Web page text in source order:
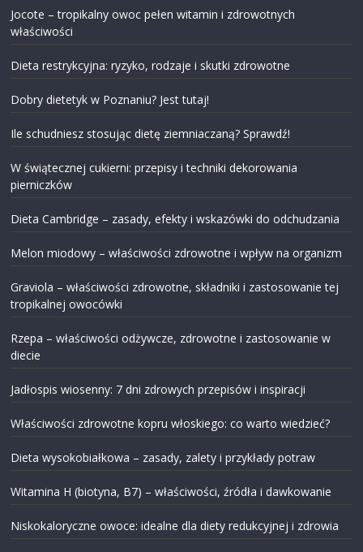
Jocote – tropikalny owoc pełen witamin i zdrowotnych
właściwości
Dieta restrykcyjna: ryzyko, rodzaje i skutki zdrowotne
Dobry dietetyk w Poznaniu? Jest tutaj!
Ile schudniesz stosując dietę ziemniaczaną? Sprawdź!
W świątecznej cukierni: przepisy i techniki dekorowania
pierniczków
Dieta Cambridge – zasady, efekty i wskazówki do odchudzania
Melon miodowy – właściwości zdrowotne i wpływ na organizm
Graviola – właściwości zdrowotne, składniki i zastosowanie tej
tropikalnej owocówki
Rzepa – właściwości odżywcze, zdrowotne i zastosowanie w
diecie
Jadłospis wiosenny: 7 dni zdrowych przepisów i inspiracji
Właściwości zdrowotne kopru włoskiego: co warto wiedzieć?
Dieta wysokobiałkowa – zasady, zalety i przykłady potraw
Witamina H (biotyna, B7) – właściwości, źródła i dawkowanie
Niskokaloryczne owoce: idealne dla diety redukcyjnej i zdrowia